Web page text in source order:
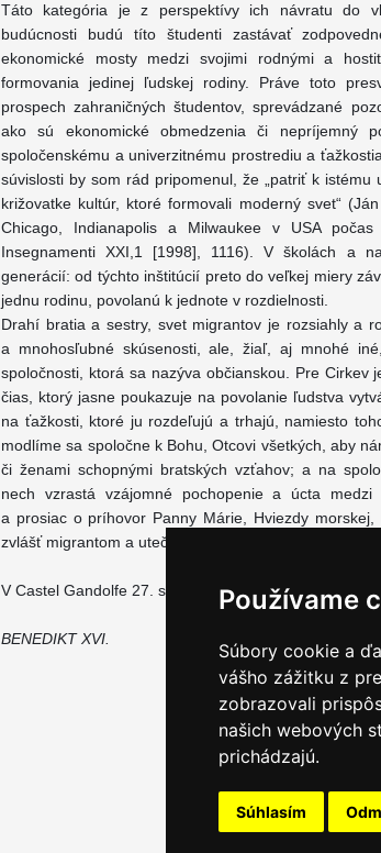
Používame
Súbory cookie a
vášho zážitku z
zobrazovali
našich webových
prichádzajú.
Súhlasím
Táto kategória je z perspektívy ich návratu do
budúcnosti budú títo študenti zastávať
ekonomické mosty medzi svojimi rodnými a
formovania jedinej ľudskej rodiny. Práve toto
prospech zahraničných študentov, sprevádzané
ako sú ekonomické obmedzenia či nepríjemný
spoločenskému a univerzitnému prostrediu a
súvislosti by som rád pripomenul, že „patriť k
križovatke kultúr, ktoré formovali moderný svet“
Chicago, Indianapolis a Milwaukee v USA
Insegnamenti XXI,1 [1998], 1116). V školách a
generácií: od týchto inštitúcií preto do veľkej miery
jednu rodinu, povolanú k jednote v rozdielnosti.
Drahí bratia a sestry, svet migrantov je rozsiahly a
a mnohosľubné skúsenosti, ale, žiaľ, aj mnohé
spoločnosti, ktorá sa nazýva občianskou. Pre Cirkev
čias, ktorý jasne poukazuje na povolanie ľudstva
na ťažkosti, ktoré ju rozdeľujú a trhajú, namiesto
modlíme sa spoločne k Bohu, Otcovi všetkých, aby
či ženami schopnými bratských vzťahov; a na
nech vzrastá vzájomné pochopenie a úcta
a prosiac o príhovor Panny Márie, Hviezdy morskej,
zvlášť migrantom a utečencom, ako aj tým, ktorí
V Castel Gandolfe 27. septembra 2010
BENEDIKT XVI.
Email servis